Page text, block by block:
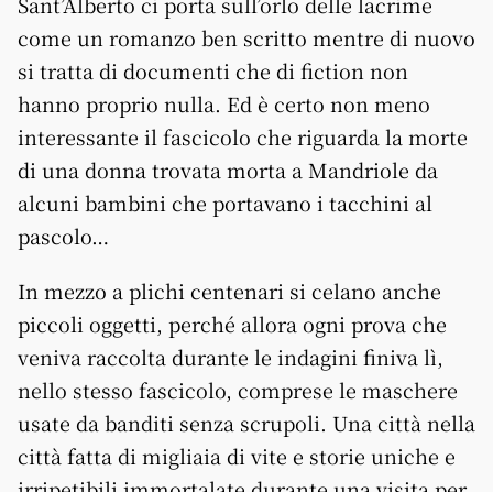
come un romanzo ben scritto mentre di nuovo
si tratta di documenti che di fiction non
hanno proprio nulla. Ed è certo non meno
interessante il fascicolo che riguarda la morte
di una donna trovata morta a Mandriole da
alcuni bambini che portavano i tacchini al
pascolo…
In mezzo a plichi centenari si celano anche
piccoli oggetti, perché allora ogni prova che
veniva raccolta durante le indagini finiva lì,
nello stesso fascicolo, comprese le maschere
usate da banditi senza scrupoli. Una città nella
città fatta di migliaia di vite e storie uniche e